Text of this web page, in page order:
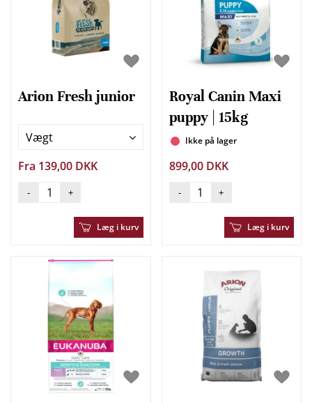
Arion Fresh junior
Vægt
Fra 139,00 DKK
- +
Læg i kurv
Royal Canin Maxi
puppy | 15kg
Ikke på lager
899,00 DKK
- +
Læg i kurv